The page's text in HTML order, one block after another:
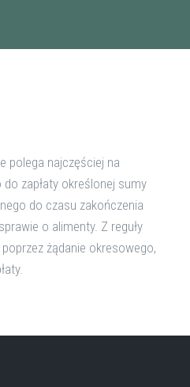
na
zapłaty określonej sumy
do czasu zakończenia
o alimenty. Z reguły
żądanie okresowego,